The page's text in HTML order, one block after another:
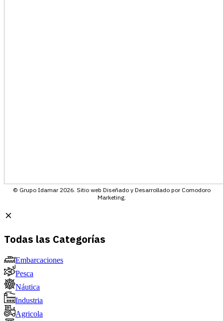
© Grupo Idamar 2026. Sitio web Diseñado y Desarrollado por Comodoro
Marketing.
Todas las Categorías
Embarcaciones
Pesca
Náutica
Industria
Agricola